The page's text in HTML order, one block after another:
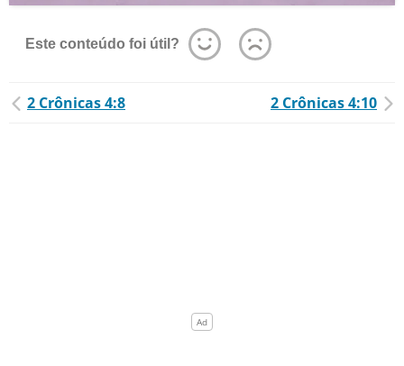
Este conteúdo foi útil?
2 Crônicas 4:8 2 Crônicas 4:10